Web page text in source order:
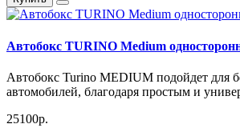
Автобокс TURINO Medium
Автобокс Turino MEDIUM подойдет для
автомобилей, благодаря простым и
25100р.